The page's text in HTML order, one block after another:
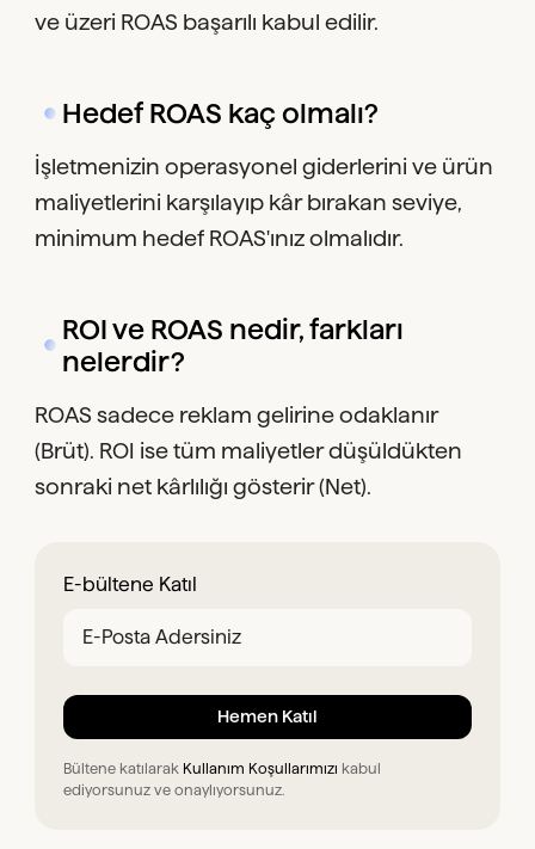
ve üzeri ROAS başarılı kabul edilir.
Hedef ROAS kaç olmalı?
İşletmenizin operasyonel giderlerini ve ürün
maliyetlerini karşılayıp kâr bırakan seviye,
minimum hedef ROAS'ınız olmalıdır.
ROI ve ROAS nedir, farkları
nelerdir?
ROAS sadece reklam gelirine odaklanır
(Brüt). ROI ise tüm maliyetler düşüldükten
sonraki net kârlılığı gösterir (Net).
E-bültene Katıl
Bültene katılarak Kullanım Koşullarımızı kabul
ediyorsunuz ve onaylıyorsunuz.